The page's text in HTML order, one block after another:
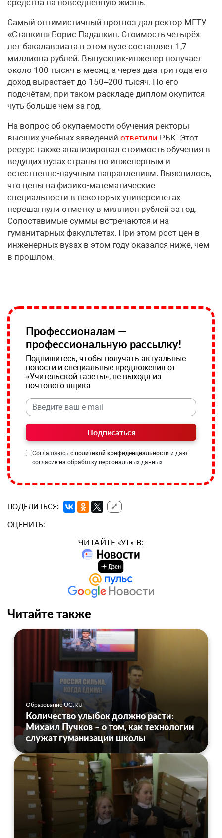
средства на повседневную жизнь.
Самый оптимистичный прогноз дал ректор МГТУ
«Станкин» Борис Падалкин. Стоимость четырёх
лет бакалавриата в этом вузе составляет 1,7
миллиона рублей. Выпускник-инженер получает
около 100 тысяч в месяц, а через два-три года его
доход вырастает до 150–200 тысяч. По его
подсчётам, при таком раскладе диплом окупится
чуть больше чем за год.
На вопрос об окупаемости обучения ректоры
высших учебных заведений ответили РБК. Этот
ресурс также анализировал стоимость обучения в
ведущих вузах страны по инженерным и
естественно-научным направлениям. Выяснилось,
что цены на физико-математические
специальности в некоторых университетах
перешагнули отметку в миллион рублей за год.
Сопоставимые суммы встречаются и на
гуманитарных факультетах. При этом рост цен в
инженерных вузах в этом году оказался ниже, чем
в прошлом.
Профессионалам —
профессиональную рассылку!
Подпишитесь, чтобы получать актуальные
новости и специальные предложения от
«Учительской газеты», не выходя из
почтового ящика
Подписаться
Соглашаюсь с политикой конфиденциальности и даю
согласие на обработку персональных данных
ПОДЕЛИТЬСЯ: 🔗
ОЦЕНИТЬ:
ЧИТАЙТЕ «УГ» В:
Читайте также
Образование UG.RU
Количество улыбок должно расти:
Михаил Пучков – о том, как технологии
служат гуманизации школы